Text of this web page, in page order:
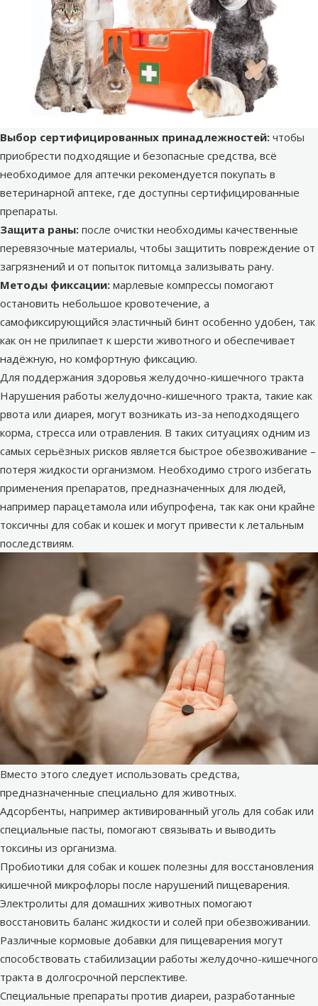
Выбор сертифицированных принадлежностей: чтобы
приобрести подходящие и безопасные средства, всё
необходимое для аптечки рекомендуется покупать в
ветеринарной аптеке, где доступны сертифицированные
препараты.
Защита раны: после очистки необходимы качественные
перевязочные материалы, чтобы защитить повреждение от
загрязнений и от попыток питомца зализывать рану.
Методы фиксации: марлевые компрессы помогают
остановить небольшое кровотечение, а
самофиксирующийся эластичный бинт особенно удобен, так
как он не прилипает к шерсти животного и обеспечивает
надёжную, но комфортную фиксацию.
Для поддержания здоровья желудочно-кишечного тракта
Нарушения работы желудочно-кишечного тракта, такие как
рвота или диарея, могут возникать из-за неподходящего
корма, стресса или отравления. В таких ситуациях одним из
самых серьёзных рисков является быстрое обезвоживание –
потеря жидкости организмом. Необходимо строго избегать
применения препаратов, предназначенных для людей,
например парацетамола или ибупрофена, так как они крайне
токсичны для собак и кошек и могут привести к летальным
последствиям.
Вместо этого следует использовать средства,
предназначенные специально для животных.
Адсорбенты, например активированный уголь для собак или
специальные пасты, помогают связывать и выводить
токсины из организма.
Пробиотики для собак и кошек полезны для восстановления
кишечной микрофлоры после нарушений пищеварения.
Электролиты для домашних животных помогают
восстановить баланс жидкости и солей при обезвоживании.
Различные кормовые добавки для пищеварения могут
способствовать стабилизации работы желудочно-кишечного
тракта в долгосрочной перспективе.
Специальные препараты против диареи, разработанные